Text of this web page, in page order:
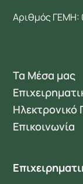
Αριθμός ΓΕΜΗ:
Τα Μέσα μας
Ηλεκτρονικό
Επικοινωνία